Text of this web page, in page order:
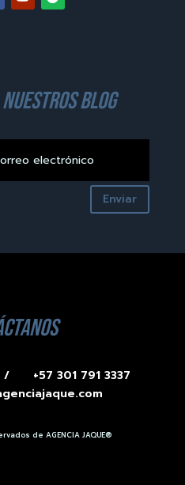
blog
Enviar
/
+57 301 791 3337
de AGENCIA JAQUE®